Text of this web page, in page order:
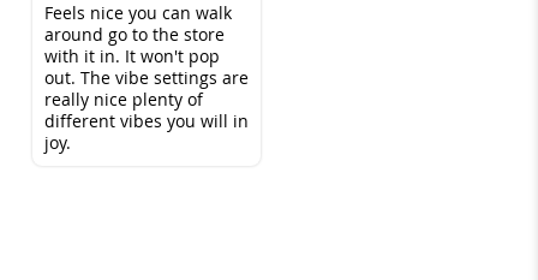
Feels nice you can walk
around go to the store
with it in. It won't pop
out. The vibe settings are
really nice plenty of
different vibes you will in
joy.